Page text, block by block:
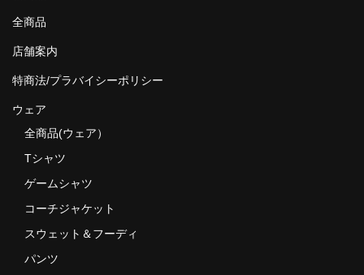
全商品
店舗案内
特商法/プラバイシーポリシー
ウェア
全商品(ウェア）
Tシャツ
ゲームシャツ
コーチジャケット
スウェット＆フーディ
パンツ